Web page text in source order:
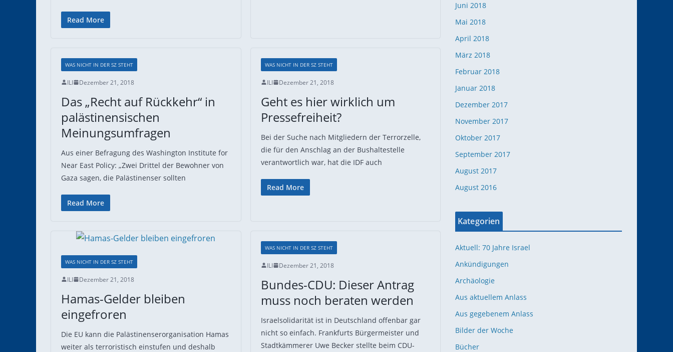
Read More
WAS NICHT IN DER SZ STEHT
ILI Dezember 21, 2018
Das „Recht auf Rückkehr“ in
palästinensischen
Meinungsumfragen
Aus einer Befragung des Washington Institute for
Near East Policy: „Zwei Drittel der Bewohner von
Gaza sagen, die Palästinenser sollten
Read More
WAS NICHT IN DER SZ STEHT
ILI Dezember 21, 2018
Geht es hier wirklich um
Pressefreiheit?
Bei der Suche nach Mitgliedern der Terrorzelle,
die für den Anschlag an der Bushaltestelle
verantwortlich war, hat die IDF auch
Read More
WAS NICHT IN DER SZ STEHT
ILI Dezember 21, 2018
Hamas-Gelder bleiben
eingefroren
Die EU kann die Palästinenserorganisation Hamas
weiter als terroristisch einstufen und deshalb
WAS NICHT IN DER SZ STEHT
ILI Dezember 21, 2018
Bundes-CDU: Dieser Antrag
muss noch beraten werden
Israelsolidarität ist in Deutschland offenbar gar
nicht so einfach. Frankfurts Bürgermeister und
Stadtkämmerer Uwe Becker stellte beim CDU-
Juni 2018
Mai 2018
April 2018
März 2018
Februar 2018
Januar 2018
Dezember 2017
November 2017
Oktober 2017
September 2017
August 2017
August 2016
Kategorien
Aktuell: 70 Jahre Israel
Ankündigungen
Archäologie
Aus aktuellem Anlass
Aus gegebenem Anlass
Bilder der Woche
Bücher